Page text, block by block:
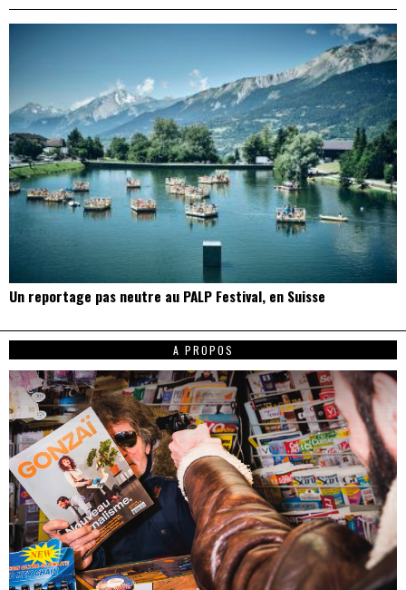
Un reportage pas neutre au PALP Festival, en Suisse
A PROPOS